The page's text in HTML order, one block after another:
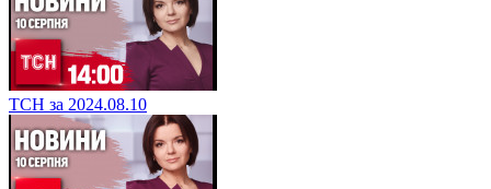
ТСН за 2024.08.10